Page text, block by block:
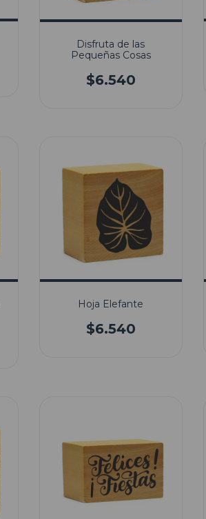
Disfruta de las
Pequeñas Cosas
$6.540
Hoja Elefante
$6.540